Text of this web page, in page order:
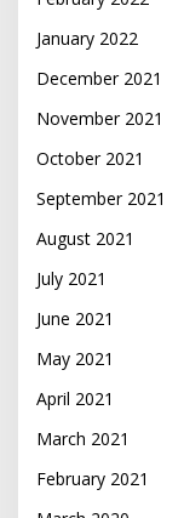
January 2022
December 2021
November 2021
October 2021
September 2021
August 2021
July 2021
June 2021
May 2021
April 2021
March 2021
February 2021